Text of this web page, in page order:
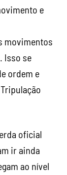
e
movimentos
Isso se
ordem e
oficial
ir ainda
ao nível